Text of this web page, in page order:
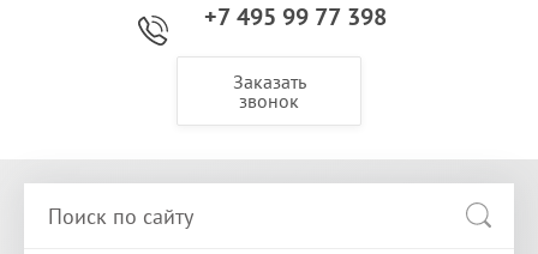
+7 495 99 77 398
Заказать
звонок